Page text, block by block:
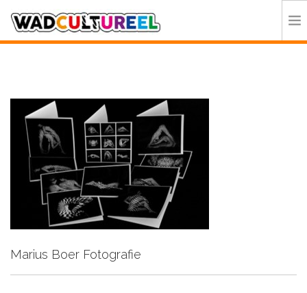
DEELNEMERS
DOE MEE
CONTACT
ORGANISATIE
Marius Boer Fotografie